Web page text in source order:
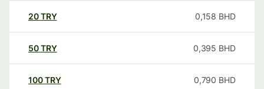
20TRY 0,158 BHD
50TRY 0,395 BHD
100TRY 0,790 BHD